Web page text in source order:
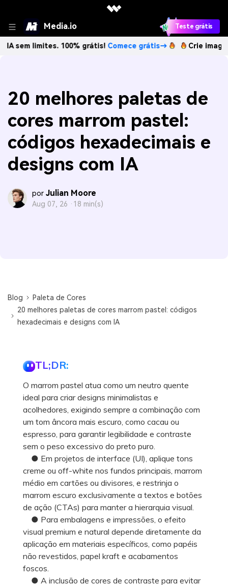
Media.io Teste grátis
100% grátis!Comece grátis→ Crie imagens com
20 melhores paletas de
cores marrom pastel:
códigos hexadecimais e
designs com IA
por Julian Moore
Aug 07, 26 · 18 min(s)
Blog
Paleta de Cores
20 melhores paletas de cores marrom pastel: códigos
hexadecimais e designs com IA
TL;DR:
O marrom pastel atua como um neutro quente
ideal para criar designs minimalistas e
acolhedores, exigindo sempre a combinação com
um tom âncora mais escuro, como cacau ou
espresso, para garantir legibilidade e contraste
sem o peso excessivo do preto puro.
● Em projetos de interface (UI), aplique tons
creme ou off-white nos fundos principais, marrom
médio em cartões ou divisores, e restrinja o
marrom escuro exclusivamente a textos e botões
de ação (CTAs) para manter a hierarquia visual.
● Para embalagens e impressões, o efeito
visual premium e natural depende diretamente da
aplicação em materiais específicos, como papéis
não revestidos, papel kraft e acabamentos
foscos.
● A inclusão de cores de contraste para evitar